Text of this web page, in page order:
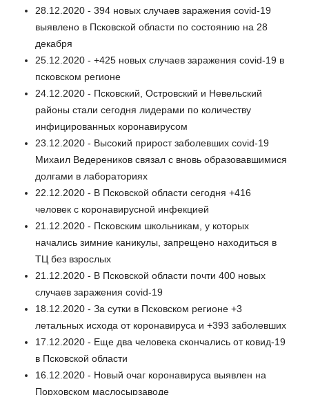
28.12.2020 - 394 новых случаев заражения covid-19
выявлено в Псковской области по состоянию на 28
декабря
25.12.2020 - +425 новых случаев заражения covid-19 в
псковском регионе
24.12.2020 - Псковский, Островский и Невельский
районы стали сегодня лидерами по количеству
инфицированных коронавирусом
23.12.2020 - Высокий прирост заболевших covid-19
Михаил Ведереников связал с вновь образовавшимися
долгами в лабораториях
22.12.2020 - В Псковской области сегодня +416
человек с коронавирусной инфекцией
21.12.2020 - Псковским школьникам, у которых
начались зимние каникулы, запрещено находиться в
ТЦ без взрослых
21.12.2020 - В Псковской области почти 400 новых
случаев заражения covid-19
18.12.2020 - За сутки в Псковском регионе +3
летальных исхода от коронавируса и +393 заболевших
17.12.2020 - Еще два человека скончались от ковид-19
в Псковской области
16.12.2020 - Новый очаг коронавируса выявлен на
Порховском маслосырзаводе